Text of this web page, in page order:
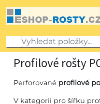
Profilové rošty
Perforované profilové
V kategorii pro šířku